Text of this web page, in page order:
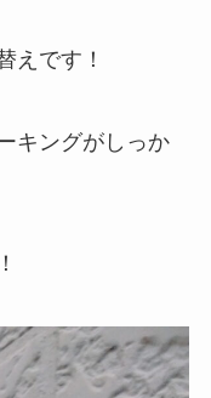
えです！
キングがしっか